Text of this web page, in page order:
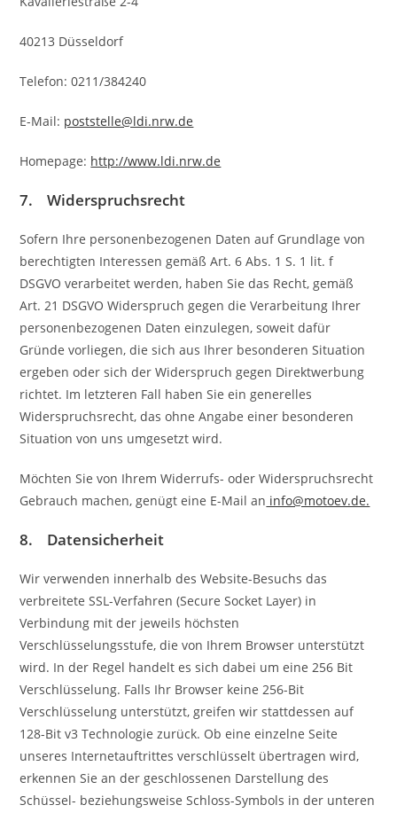
40213 Düsseldorf
Telefon: 0211/384240
E-Mail: poststelle@ldi.nrw.de
Homepage: http://www.ldi.nrw.de
7. Widerspruchsrecht
Sofern Ihre personenbezogenen Daten auf Grundlage von
berechtigten Interessen gemäß Art. 6 Abs. 1 S. 1 lit. f
DSGVO verarbeitet werden, haben Sie das Recht, gemäß
Art. 21 DSGVO Widerspruch gegen die Verarbeitung Ihrer
personenbezogenen Daten einzulegen, soweit dafür
Gründe vorliegen, die sich aus Ihrer besonderen Situation
ergeben oder sich der Widerspruch gegen Direktwerbung
richtet. Im letzteren Fall haben Sie ein generelles
Widerspruchsrecht, das ohne Angabe einer besonderen
Situation von uns umgesetzt wird.
Möchten Sie von Ihrem Widerrufs- oder Widerspruchsrecht
Gebrauch machen, genügt eine E-Mail an info@motoev.de.
8. Datensicherheit
Wir verwenden innerhalb des Website-Besuchs das
verbreitete SSL-Verfahren (Secure Socket Layer) in
Verbindung mit der jeweils höchsten
Verschlüsselungsstufe, die von Ihrem Browser unterstützt
wird. In der Regel handelt es sich dabei um eine 256 Bit
Verschlüsselung. Falls Ihr Browser keine 256-Bit
Verschlüsselung unterstützt, greifen wir stattdessen auf
128-Bit v3 Technologie zurück. Ob eine einzelne Seite
unseres Internetauftrittes verschlüsselt übertragen wird,
erkennen Sie an der geschlossenen Darstellung des
Schüssel- beziehungsweise Schloss-Symbols in der unteren